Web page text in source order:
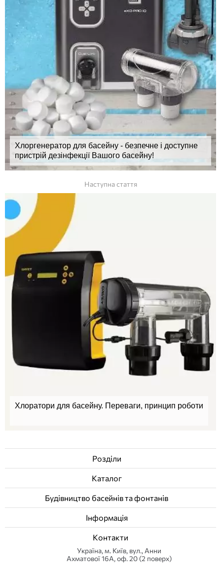
Хлоргенератор для басейну - безпечне і доступне
пристрій дезінфекції Вашого басейну!
Наступна стаття
Хлоратори для басейну. Переваги, принцип роботи
Розділи
Каталог
Будівництво басейнів та фонтанів
Інформація
Контакти
Українa, м. Київ, вул., Анни
Ахматової 16А, оф. 20 (2 поверх)